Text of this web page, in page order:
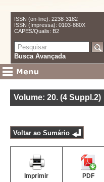
ISSN (on-line): 2238-3182
ISSN (Impressa): 0103-880X
CAPES/Qualis: B2
Busca Avançada
Volume: 20. (4 Suppl.2)
Voltar ao Sumário
Imprimir PDF